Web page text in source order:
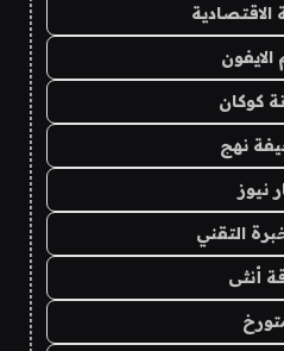
الاقتصادية
الايفون
كوكان
نهج
نيوز
التقني
أنثى